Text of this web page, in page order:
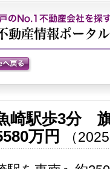
崎駅歩3分
万円
（